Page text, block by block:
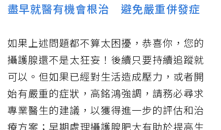
盡早就醫有機會根治 避免嚴重併發症
如果上述問題都不算太困擾，恭喜你，您的
攝護腺還不是太狂妄！後續只要持續追蹤就
可以。但如果已經對生活造成壓力，或者開
始有嚴重的症狀，高銘鴻強調，請務必尋求
專業醫生的建議，以獲得進一步的評估和治
療方案；早期處理攝護腺肥大有助於提高生